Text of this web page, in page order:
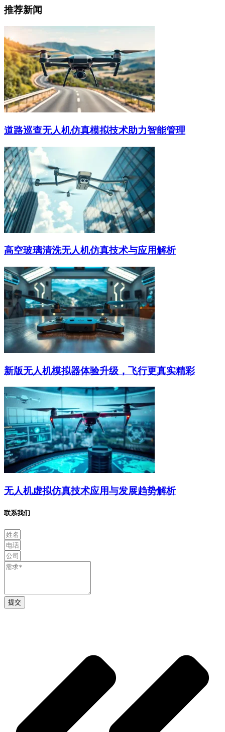
推荐新闻
道路巡查无人机仿真模拟技术助力智能管理
高空玻璃清洗无人机仿真技术与应用解析
新版无人机模拟器体验升级，飞行更真实精彩
无人机虚拟仿真技术应用与发展趋势解析
联系我们
提交